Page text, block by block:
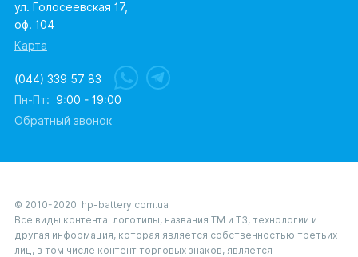
ул. Голосеевская 17,
оф. 104
Карта
(044) 339 57 83
Пн-Пт: 9:00 - 19:00
Обратный звонок
© 2010-2020. hp-battery.com.ua
Все виды контента: логотипы, названия ТМ и ТЗ, технологии и
другая информация, которая является собственностью третьих
лиц, в том числе контент торговых знаков, является